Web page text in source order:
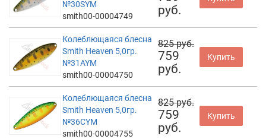
№30SYM
smith00-00004749
руб.
Колеблющаяся блесна
Smith Heaven 5,0гр.
№31AYM
smith00-00004750
825 руб.
759
руб.
Купить
Колеблющаяся блесна
Smith Heaven 5,0гр.
№36CYM
smith00-00004755
825 руб.
759
руб.
Купить